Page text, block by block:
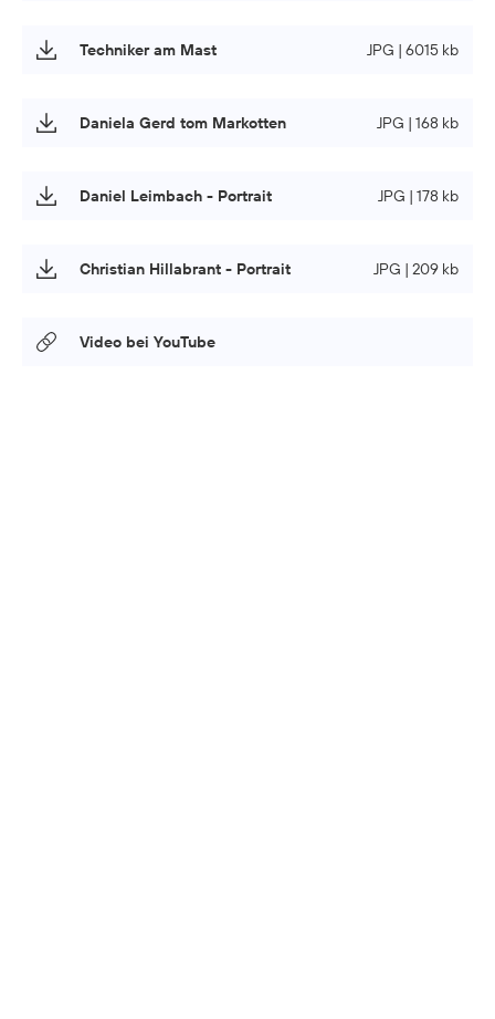
Techniker am Mast JPG | 6015 kb
Daniela Gerd tom Markotten JPG | 168 kb
Daniel Leimbach - Portrait JPG | 178 kb
Christian Hillabrant - Portrait JPG | 209 kb
Video bei YouTube